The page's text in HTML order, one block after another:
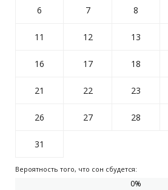
6 7 8
11 12 13
16 17 18
21 22 23
26 27 28
31
Вероятность того, что сон сбудется:
0%